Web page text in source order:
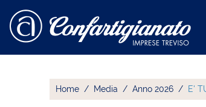
Home Media Anno 2026 E'